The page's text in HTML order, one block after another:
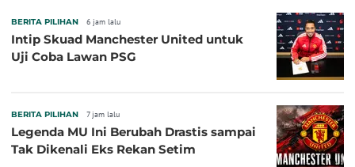
BERITA PILIHAN 6 jam lalu
Intip Skuad Manchester United untuk
Uji Coba Lawan PSG
BERITA PILIHAN 7 jam lalu
Legenda MU Ini Berubah Drastis sampai
Tak Dikenali Eks Rekan Setim